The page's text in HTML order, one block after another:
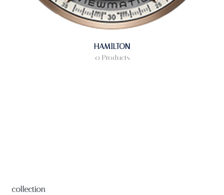
HAMILTON
0 Products
collection